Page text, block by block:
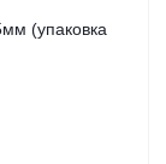
(упаковка